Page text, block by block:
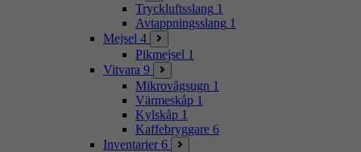
Tryckluftsslang 1
Avtappningsslang 1
Mejsel 4
Pikmejsel 1
Vitvara 9
Mikrovågsugn 1
Värmeskåp 1
Kylskåp 1
Kaffebryggare 6
Inventarier 6